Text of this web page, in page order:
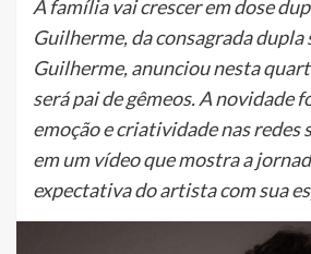
A família vai crescer em dose
Guilherme, da consagrada
Guilherme, anunciou nesta
será pai de gêmeos. A novidade
emoção e criatividade nas redes
em um vídeo que mostra a
expectativa do artista com sua